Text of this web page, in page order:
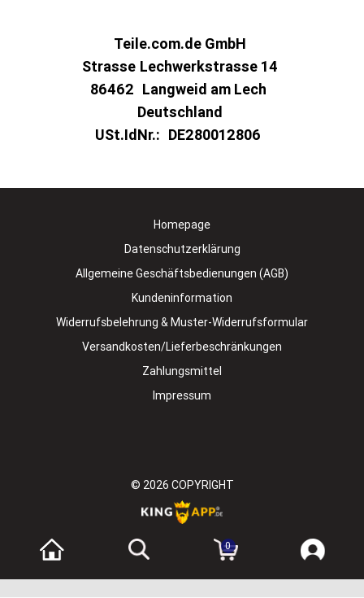
Teile.com.de GmbH
Strasse Lechwerkstrasse 14
86462 Langweid am Lech
Deutschland
USt.IdNr.: DE280012806
Homepage
Datenschutzerklärung
Allgemeine Geschäftsbedienungen (AGB)
Kundeninformation
Widerrufsbelehrung & Muster-Widerrufsformular
Versandkosten/Lieferbeschränkungen
Zahlungsmittel
Impressum
© 2026 COPYRIGHT
0